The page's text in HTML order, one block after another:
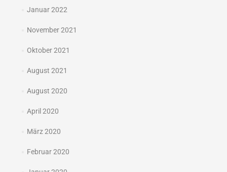
Januar 2022
November 2021
Oktober 2021
August 2021
August 2020
April 2020
März 2020
Februar 2020